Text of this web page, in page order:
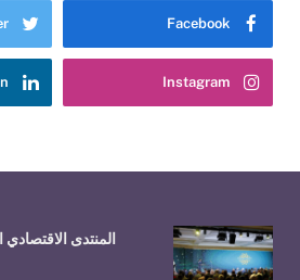
Facebook
Instagram
المنتدى